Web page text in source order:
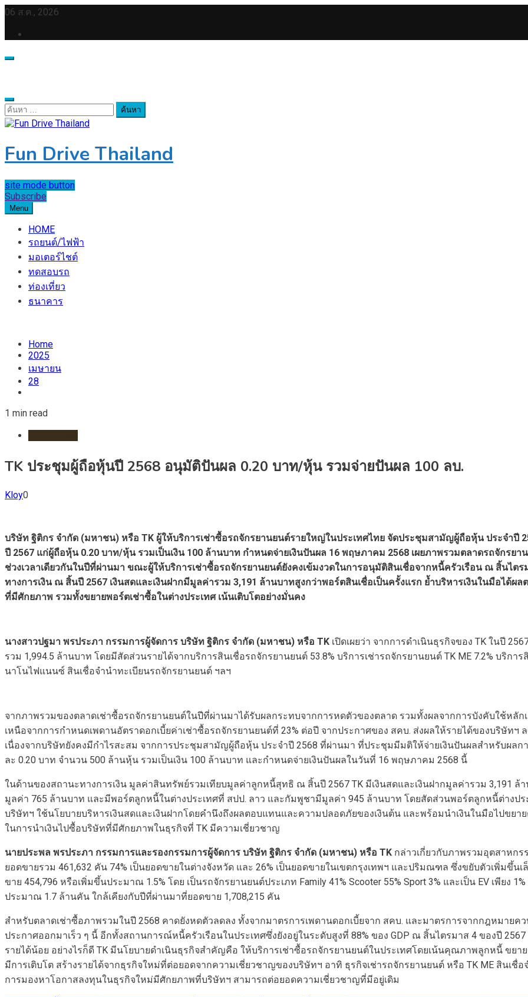
Skip
content
06 ส.ค., 2026
ค้นหา
สำหรับ:
Fun Drive Thailand
site mode button
Subscribe
Menu
HOME
รถยนต์/ไฟฟ้า
มอเตอร์ไชต์
ทดสอบรถ
ท่องเที่ยว
ธนาคาร
Home
2025
เมษายน
28
1 min read
TK ประชุมผู้ถือหุ้นปี 2568 อนุมัติปันผล 0.20 บาท/หุ้น รวมจ่ายปันผล 100 ลบ.
Kloy0
บริษัท ฐิติกร จำกัด (มหาชน) หรือ TK ผู้ให้บริการเช่าซื้อรถจักรยานยนต์รายใหญ่ในประเทศไทย จัดประชุมสามัญผู้ถือหุ้น ประจำปี
ปี 2567 แก่ผู้ถือหุ้น 0.20 บาท/หุ้น รวมเป็นเงิน 100 ล้านบาท กำหนดจ่ายเงินปันผล 16 พฤษภาคม 2568 เผยภาพรวมตลาดรถจักรย
ช่วงเวลาเดียวกันในปีที่ผ่านมา ขณะผู้ให้บริการเช่าซื้อรถจักรยานยนต์ยังคงเข้มงวดในการอนุมัติสินเชื่อจากหนี้ครัวเรือน ณ สิ้นไตร
ทางการเงิน ณ สิ้นปี 2567 เงินสดและเงินฝากมีมูลค่ารวม 3,191 ล้านบาทสูงกว่าพอร์ตสินเชื่อเป็นครั้งแรก ย้ำบริหารเงินในมือได้
ที่มีศักยภาพ รวมทั้งขยายพอร์ตเช่าซื้อในต่างประเทศ เน้นเติบโตอย่างมั่นคง
นางสาวปฐมา พรประภา กรรมการผู้จัดการ บริษัท ฐิติกร จำกัด (มหาชน) หรือ TK เปิดเผยว่า จากการดำเนินธุรกิจของ TK ในปี
รวม 1,994.5 ล้านบาท โดยมีสัดส่วนรายได้จากบริการสินเชื่อรถจักรยานยนต์ 53.8% บริการเช่ารถจักรยานยนต์ TK ME 7.2% บริกา
นาโนไฟแนนซ์ สินเชื่อจำนำทะเบียนรถจักรยานยนต์ ฯลฯ
จากภาพรวมของตลาดเช่าซื้อรถจักรยานยนต์ในปีที่ผ่านมาได้รับผลกระทบจากการหดตัวของตลาด รวมทั้งผลจากการบังคับใช้หลั
เหนือจากการกำหนดเพดานอัตราดอกเบี้ยค่าเช่าซื้อรถจักรยานยนต์ที่ 23% ต่อปี จากประกาศของ สคบ. ส่งผลให้รายได้ของบริษัทฯ
เนื่องจากบริษัทยังคงมีกำไรสะสม จากการประชุมสามัญผู้ถือหุ้น ประจำปี 2568 ที่ผ่านมา ที่ประชุมมีมติให้จ่ายเงินปันผลสำหรับผล
ละ 0.20 บาท จำนวน 500 ล้านหุ้น รวมเป็นเงิน 100 ล้านบาท และกำหนดจ่ายเงินปันผลในวันที่ 16 พฤษภาคม 2568 นี้
ในด้านของสถานะทางการเงิน มูลค่าสินทรัพย์รวมเทียบมูลค่าลูกหนี้สุทธิ ณ สิ้นปี 2567 TK มีเงินสดและเงินฝากมูลค่ารวม 3,191
มูลค่า 765 ล้านบาท และมีพอร์ตลูกหนี้ในต่างประเทศที่ สปป. ลาว และกัมพูชามีมูลค่า 945 ล้านบาท โดยสัดส่วนพอร์ตลูกหนี้ต่างปร
บริษัทฯ ใช้นโยบายบริหารเงินสดและเงินฝากโดยคำนึงถึงผลตอบแทนและความปลอดภัยของเงินต้น และพร้อมนำเงินในมือไปขยา
ในการนำเงินไปซื้อบริษัทที่มีศักยภาพในธุรกิจที่ TK มีความเชี่ยวชาญ
นายประพล พรประภา กรรมการและรองกรรมการผู้จัดการ บริษัท ฐิติกร จำกัด (มหาชน) หรือ TK กล่าวเกี่ยวกับภาพรวมอุตสาหกร
ยอดขายรวม 461,632 คัน 74% เป็นยอดขายในต่างจังหวัด และ 26% เป็นยอดขายในเขตกรุงเทพฯ และปริมณฑล ซึ่งขยับตัวเพิ่มขึ้น
ขาย 454,796 หรือเพิ่มขึ้นประมาณ 1.5% โดย เป็นรถจักรยานยนต์ประเภท Family 41% Scooter 55% Sport 3% และเป็น EV เพียง
ประมาณ 1.7 ล้านคัน ใกล้เคียงกับปีที่ผ่านมาที่ยอดขาย 1,708,215 คัน
สำหรับตลาดเช่าซื้อภาพรวมในปี 2568 คาดยังหดตัวลดลง ทั้งจากมาตรการเพดานดอกเบี้ยจาก สคบ. และมาตรการจากกฎหมายค
ประกาศออกมาเร็ว ๆ นี้ อีกทั้งสถานการณ์หนี้ครัวเรือนในประเทศซึ่งยังอยู่ในระดับสูงที่ 88% ของ GDP ณ สิ้นไตรมาส 4 ของปี
รายได้น้อย อย่างไรก็ดี TK มีนโยบายดำเนินธุรกิจสำคัญคือ ให้บริการเช่าซื้อรถจักรยานยนต์ในประเทศโดยเน้นคุณภาพลูกหนี้ ขยา
มีการเติบโต สร้างรายได้จากธุรกิจใหม่ที่ต่อยอดจากความเชี่ยวชาญของบริษัทฯ อาทิ ธุรกิจเช่ารถจักรยานยนต์ หรือ TK ME สินเ
การมองหาโอกาสลงทุนในธุรกิจใหม่มีศักยภาพที่บริษัทฯ สามารถต่อยอดความเชี่ยวชาญที่มีอยู่เดิม